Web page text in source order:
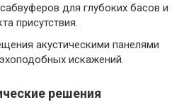
для глубоких басов и
присутствия.
акустическими панелями
искажений.
решения